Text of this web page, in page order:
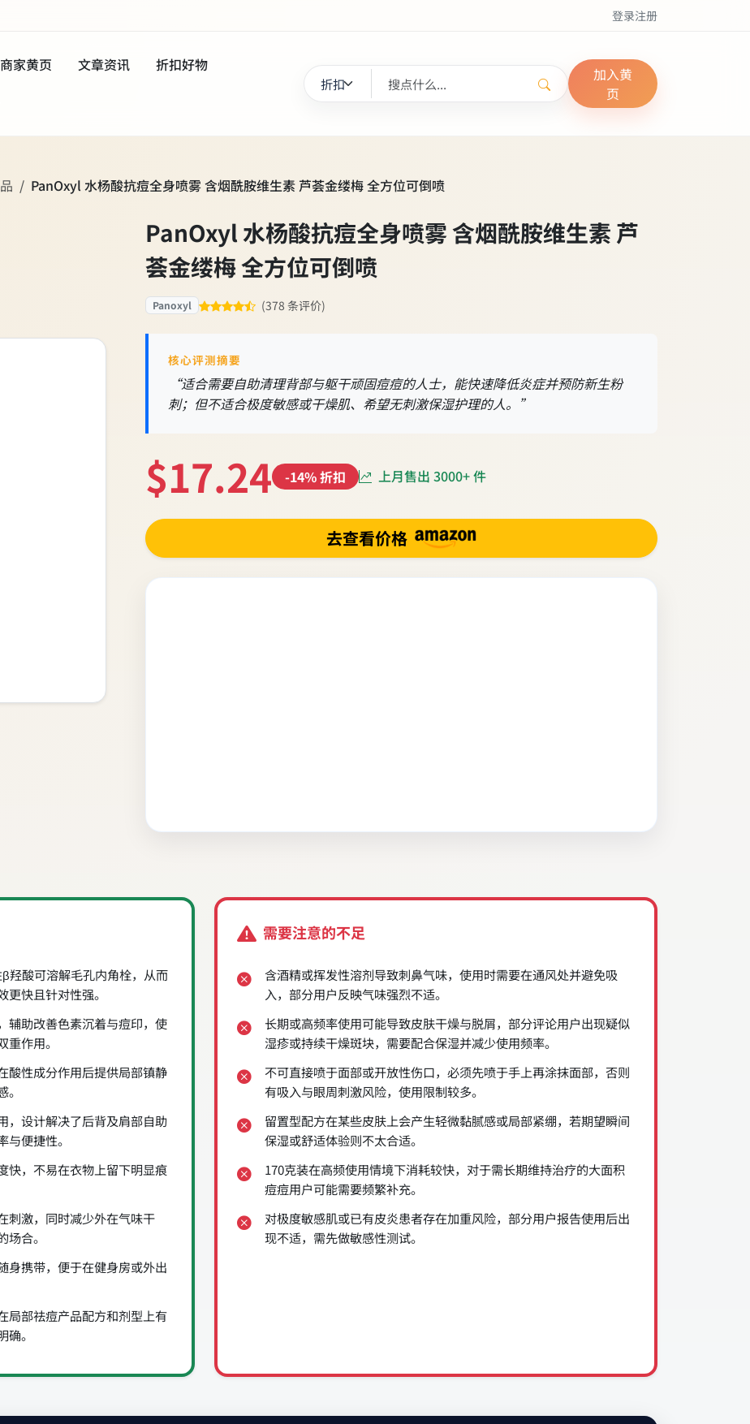
登录注册
商家黄页 文章资讯 折扣好物
加入黄
页
PanOxyl 水杨酸抗痘全身喷雾 含烟酰胺维生素 芦荟金缕梅 全方位可倒喷
PanOxyl 水杨酸抗痘全身喷雾 含烟酰胺维生素 芦
荟金缕梅 全方位可倒喷
Panoxyl (378 条评价)
核心评测摘要
“适合需要自助清理背部与躯干顽固痘痘的人士，能快速降低炎症并预防新生粉
刺；但不适合极度敏感或干燥肌、希望无刺激保湿护理的人。”
$17.24 -14% 折扣 上月售出 3000+ 件
去查看价格
羟酸可溶解毛孔内角栓，从而
快且针对性强。
辅助改善色素沉着与痘印，使
作用。
酸性成分作用后提供局部镇静
，设计解决了后背及肩部自助
便捷性。
快，不易在衣物上留下明显痕
刺激，同时减少外在气味干
合。
身携带，便于在健身房或外出
局部祛痘产品配方和剂型上有
。
需要注意的不足
含酒精或挥发性溶剂导致刺鼻气味，使用时需要在通风处并避免吸
入，部分用户反映气味强烈不适。
长期或高频率使用可能导致皮肤干燥与脱屑，部分评论用户出现疑似
湿疹或持续干燥斑块，需要配合保湿并减少使用频率。
不可直接喷于面部或开放性伤口，必须先喷于手上再涂抹面部，否则
有吸入与眼周刺激风险，使用限制较多。
留置型配方在某些皮肤上会产生轻微黏腻感或局部紧绷，若期望瞬间
保湿或舒适体验则不太合适。
170克装在高频使用情境下消耗较快，对于需长期维持治疗的大面积
痘痘用户可能需要频繁补充。
对极度敏感肌或已有皮炎患者存在加重风险，部分用户报告使用后出
现不适，需先做敏感性测试。